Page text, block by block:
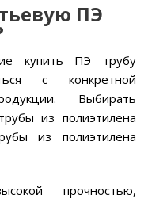
ПЭ
купить ПЭ трубу
с конкретной
Выбирать
из полиэтилена
из полиэтилена
прочностью,